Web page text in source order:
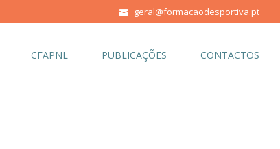
geral@formacaodesportiva.pt
CFAPNL PUBLICAÇÕES CONTACTOS